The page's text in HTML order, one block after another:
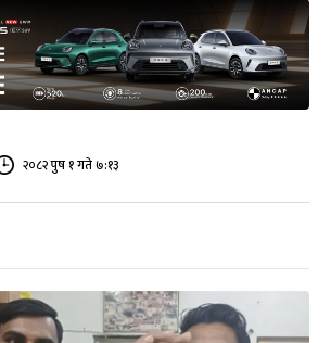
२०८२ पुष १ गते ७:१३